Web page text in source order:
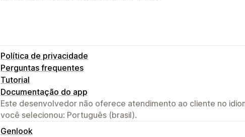
Política de privacidade
Perguntas frequentes
Tutorial
Documentação do app
Este desenvolvedor não oferece atendimento ao cliente no
você selecionou: Português (brasil).
Genlook